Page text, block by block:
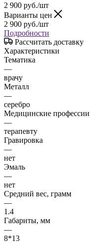
2 900 руб./шт
Варианты цен
2 900 руб./шт
Подробности
Рассчитать доставку
Характеристики
Тематика
—
врачу
Металл
—
серебро
Медицинские профессии
—
терапевту
Гравировка
—
нет
Эмаль
—
нет
Средний вес, грамм
—
1.4
Габариты, мм
—
8*13